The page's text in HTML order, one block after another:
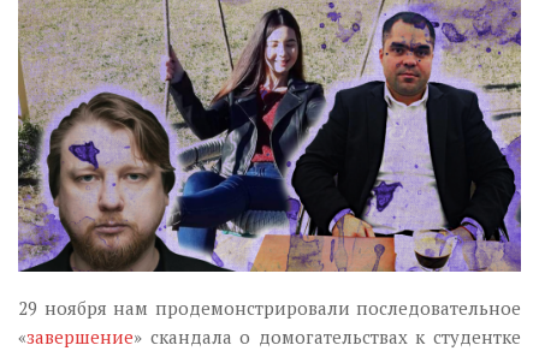
Візуальне
Научпоп
Головне
Цитати
Inter/antinational
29 ноября нам продемонстрировали последовательное
«завершение» скандала о домогательствах к студентке